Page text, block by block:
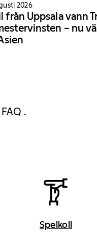
2026
från Uppsala vann
– nu
.
Spelkoll